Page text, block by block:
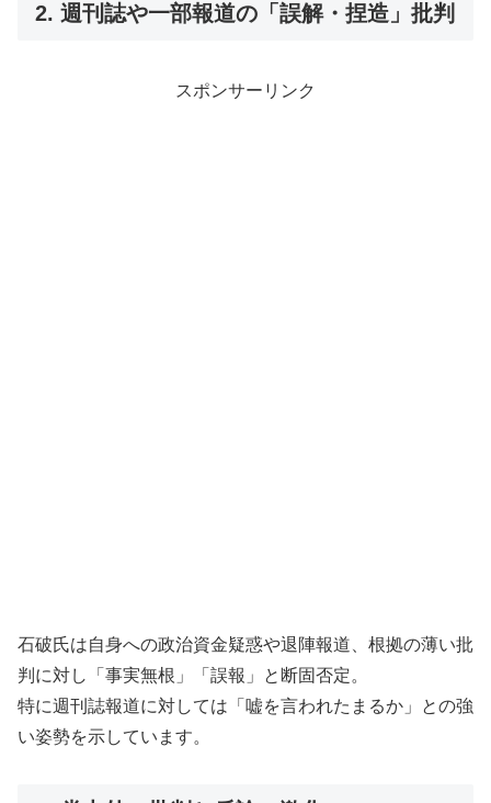
2. 週刊誌や一部報道の「誤解・捏造」批判
スポンサーリンク
石破氏は自身への政治資金疑惑や退陣報道、根拠の薄い批
判に対し「事実無根」「誤報」と断固否定。
特に週刊誌報道に対しては「嘘を言われたまるか」との強
い姿勢を示しています。